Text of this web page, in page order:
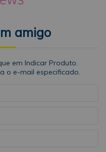
amigo
em Indicar Produto.
o e-mail especificado.